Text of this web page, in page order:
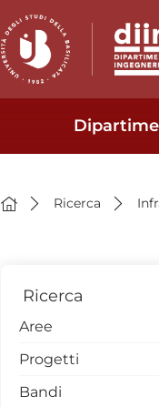
Ricerca
Ricerca
Aree
Ingegneria
civile
Progetti
Progetti in corso
Bandi